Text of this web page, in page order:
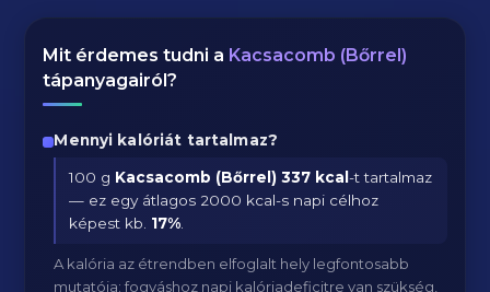
Mit érdemes tudni a Kacsacomb (Bőrrel)
tápanyagairól?
Mennyi kalóriát tartalmaz?
100 g Kacsacomb (Bőrrel) 337 kcal-t tartalmaz
— ez egy átlagos 2000 kcal-s napi célhoz
képest kb. 17%
A kalória az étrendben elfoglalt hely legfontosabb
mutatója: fogyáshoz napi kalóriadeficitre van szükség,